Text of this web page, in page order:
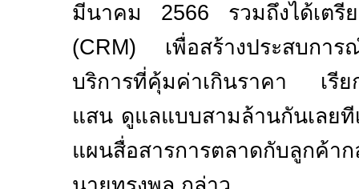
มีนาคม 2566 รวมถึงได้เตรี
(CRM) เพื่อสร้างประสบกา
บริการที่คุ้มค่าเกินราคา เรีย
แสน ดูแลแบบสามล้านกันเลยที
แผนสื่อสารการตลาดกับลูกค้าก